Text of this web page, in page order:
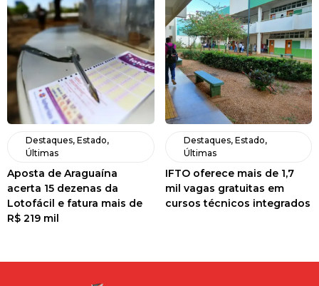
Destaques, Estado,
Últimas
Aposta de Araguaína
acerta 15 dezenas da
Lotofácil e fatura mais de
R$ 219 mil
Destaques, Estado,
Últimas
IFTO oferece mais de 1,7
mil vagas gratuitas em
cursos técnicos integrados